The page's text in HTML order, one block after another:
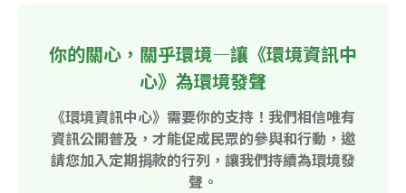
你的關心，關乎環境—讓《環境資訊中
心》為環境發聲
《環境資訊中心》需要你的支持！我們相信唯有
資訊公開普及，才能促成民眾的參與和行動，邀
請您加入定期捐款的行列，讓我們持續為環境發
聲。